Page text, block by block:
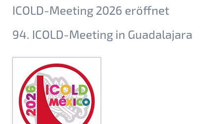
ICOLD-Meeting 2026 eröffnet
94. ICOLD-Meeting in Guadalajara